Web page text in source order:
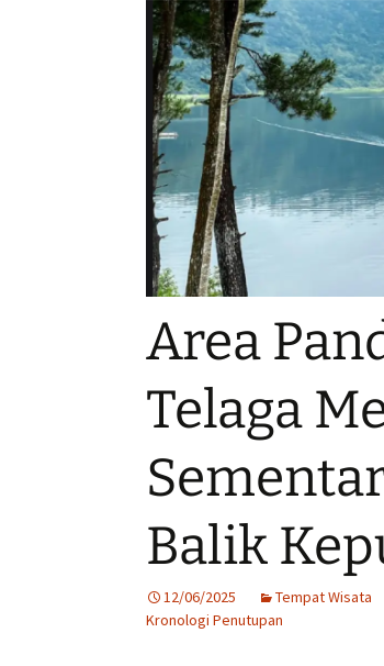
Area
Telaga
Balik
12/06/2025 Tempat Wisata
Kronologi Penutupan